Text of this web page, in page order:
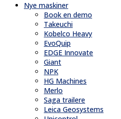
Nye maskiner
Book en demo
Takeuchi
Kobelco Heavy
EvoQuip
EDGE Innovate
Giant
NPK
HG Machines
Merlo
Saga trailere
Leica Geosystems